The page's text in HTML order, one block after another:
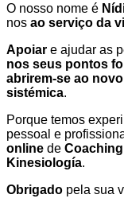
O nosso nome é
nos ao serviço da
Apoiar e ajudar as
nos seus pontos
abrirem-se ao novo
sistémica.
Porque temos
pessoal e
online de
Kinesiología.
Obrigado pela sua